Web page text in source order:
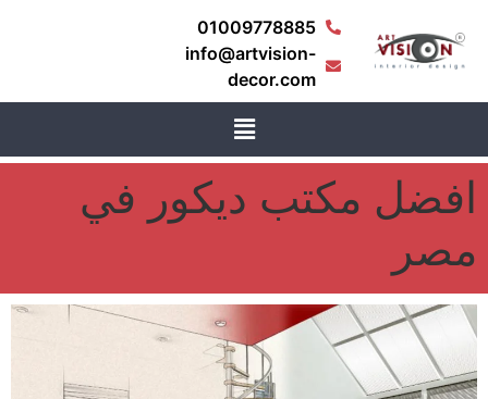
01009778885
info@artvision-
decor.com
افضل مكتب ديكور في
مصر